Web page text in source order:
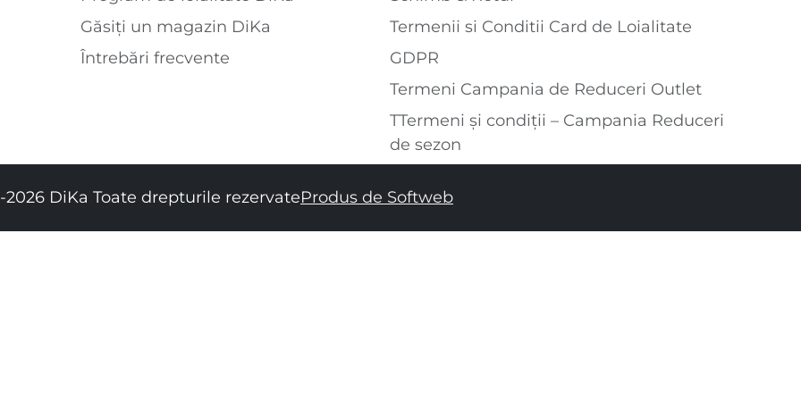
Găsiți un magazin DiKa
Întrebări frecvente
Termenii si Conditii Card de Loialitate
GDPR
Termeni Campania de Reduceri Outlet
TTermeni și condiții – Campania Reduceri
de sezon
2026 DiKa Toate drepturile rezervateProdus de Softweb